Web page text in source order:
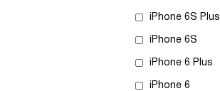
iPhone 6S Plus
iPhone 6S
iPhone 6 Plus
iPhone 6